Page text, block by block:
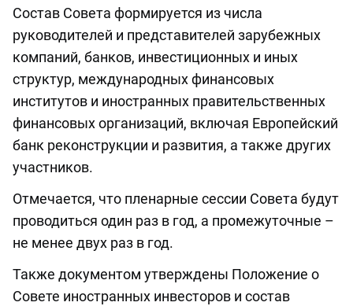
Состав Совета формируется из числа
руководителей и представителей зарубежных
компаний, банков, инвестиционных и иных
структур, международных финансовых
институтов и иностранных правительственных
финансовых организаций, включая Европейский
банк реконструкции и развития, а также других
участников.
Отмечается, что пленарные сессии Совета будут
проводиться один раз в год, а промежуточные –
не менее двух раз в год.
Также документом утверждены Положение о
Совете иностранных инвесторов и состав